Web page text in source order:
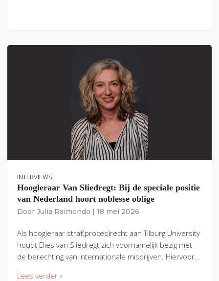
INTERVIEWS
Hoogleraar Van Sliedregt: Bij de speciale positie
van Nederland hoort noblesse oblige
Door Julia Raimondo 18 mei 2026
Als hoogleraar straf(proces)recht aan Tilburg University
houdt Elies van Sliedregt zich voornamelijk bezig met
de berechting van internationale misdrijven. Hiervoor…
Lees verder »